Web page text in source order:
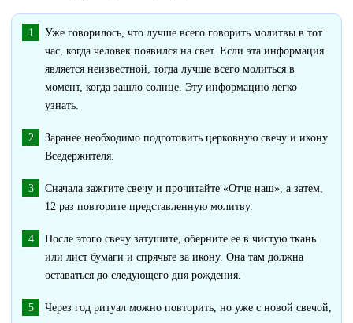
Уже говорилось, что лучше всего говорить молитвы в тот
час, когда человек появился на свет. Если эта информация
является неизвестной, тогда лучше всего молиться в
момент, когда зашло солнце. Эту информацию легко
узнать.
Заранее необходимо подготовить церковную свечу и икону
Вседержителя.
Сначала зажгите свечу и прочитайте «Отче наш», а затем,
12 раз повторите представленную молитву.
После этого свечу затушите, оберните ее в чистую ткань
или лист бумаги и спрячьте за икону. Она там должна
оставаться до следующего дня рождения.
Через год ритуал можно повторить, но уже с новой свечой,